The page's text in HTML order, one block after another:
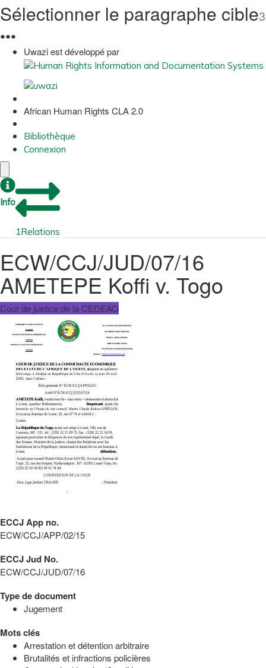
Sélectionner le paragraphe cible3
●●●
Uwazi est développé par
African Human Rights CLA 2.0
Bibliothèque
Connexion
Info
1Relations
ECW/CCJ/JUD/07/16
AMETEPE Koffi v. Togo
Cour de justice de la CEDEAO
ECCJ App no.
ECW/CCJ/APP/02/15
ECCJ Jud No.
ECW/CCJ/JUD/07/16
Type de document
Jugement
Mots clés
Arrestation et détention arbitraire
Brutalités et infractions policières